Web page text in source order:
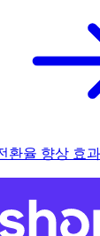
환율 향상 효